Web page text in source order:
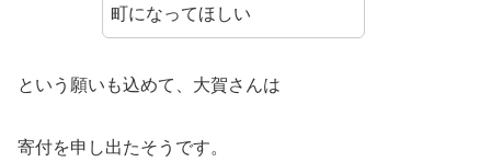
町になってほしい
という願いも込めて、大賀さんは
寄付を申し出たそうです。